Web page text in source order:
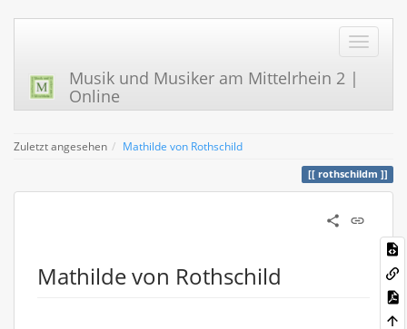
Musik und Musiker am Mittelrhein 2 |
Online
Zuletzt angesehen Mathilde von Rothschild
rothschildm
Mathilde von Rothschild